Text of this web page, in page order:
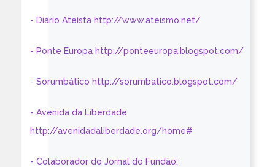
- Diário Ateísta http://www.ateismo.net/
- Ponte Europa http://ponteeuropa.blogspot.com/
- Sorumbático http://sorumbatico.blogspot.com/
- Avenida da Liberdade
http://avenidadaliberdade.org/home#
- Colaborador do Jornal do Fundão;